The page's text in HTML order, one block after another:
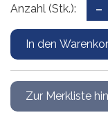
Anzahl (Stk.):